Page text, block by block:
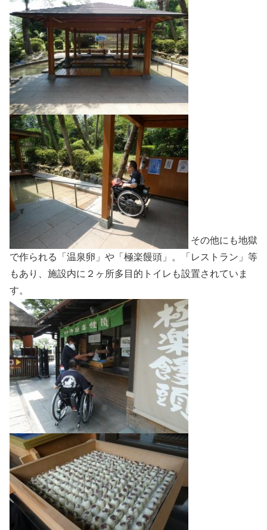
その他にも地獄
で作られる「温泉卵」や「極楽饅頭」。「レストラン」等
もあり、施設内に２ヶ所多目的トイレも設置されていま
す。